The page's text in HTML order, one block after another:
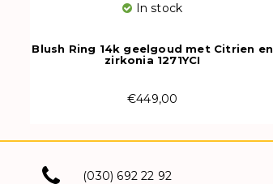
In stock
Blush Ring 14k geelgoud met Citrien en
zirkonia 1271YCI
€449,00
(030) 692 22 92